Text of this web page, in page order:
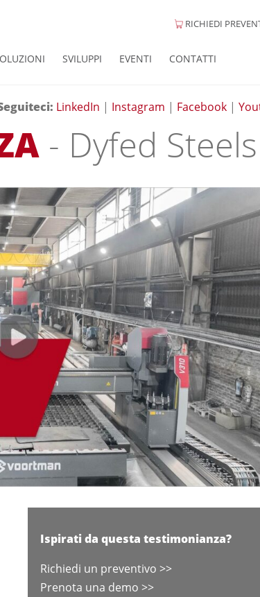
RICHIEDI
SVILUPPI EVENTI CONTATTI
LinkedIn | Instagram | Facebook |
- Dyfed Steels
Ispirati da questa testimonianza?
Richiedi un preventivo >>
Prenota una demo >>